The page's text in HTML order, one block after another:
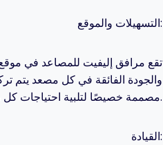
التسهيلات والموقع:
تقع مرافق إليفيت للمصاعد في
والجودة الفائقة في كل مصعد يتم
مصممة خصيصًا لتلبية احتياجات كل مشروع.
القيادة: